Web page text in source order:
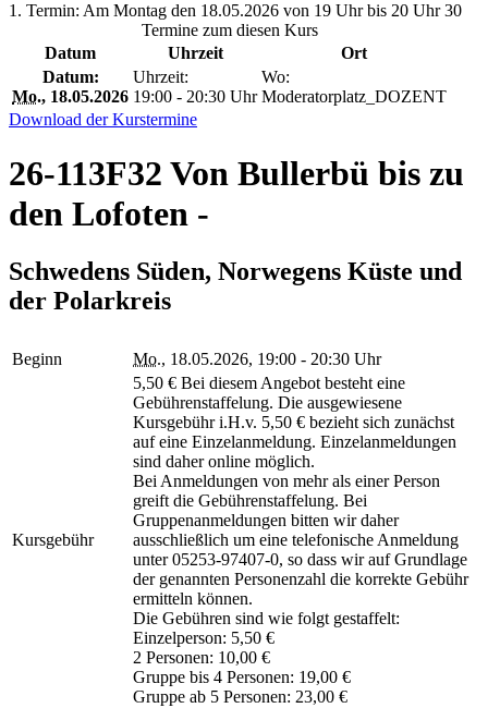
1. Termin: Am Montag den 18.05.2026 von 19 Uhr bis 20 Uhr 30
Termine zum diesen Kurs
Datum
Uhrzeit
Ort
Datum:
Mo., 18.05.2026
Uhrzeit:
19:00 - 20:30 Uhr
Wo:
Moderatorplatz_DOZENT
Download der Kurstermine
26-113F32 Von Bullerbü bis zu
den Lofoten -
Schwedens Süden, Norwegens Küste und
der Polarkreis
Beginn Mo., 18.05.2026, 19:00 - 20:30 Uhr
Kursgebühr
5,50 € Bei diesem Angebot besteht eine
Gebührenstaffelung. Die ausgewiesene
Kursgebühr i.H.v. 5,50 € bezieht sich zunächst
auf eine Einzelanmeldung. Einzelanmeldungen
sind daher online möglich.
Bei Anmeldungen von mehr als einer Person
greift die Gebührenstaffelung. Bei
Gruppenanmeldungen bitten wir daher
ausschließlich um eine telefonische Anmeldung
unter 05253-97407-0, so dass wir auf Grundlage
der genannten Personenzahl die korrekte Gebühr
ermitteln können.
Die Gebühren sind wie folgt gestaffelt:
Einzelperson: 5,50 €
2 Personen: 10,00 €
Gruppe bis 4 Personen: 19,00 €
Gruppe ab 5 Personen: 23,00 €